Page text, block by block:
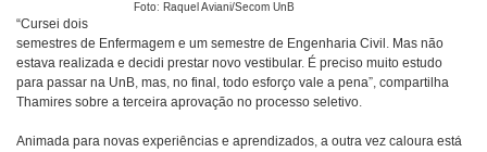
Foto: Raquel Aviani/Secom UnB
“Cursei dois
semestres de Enfermagem e um semestre de Engenharia Civil. Mas não
estava realizada e decidi prestar novo vestibular. É preciso muito estudo
para passar na UnB, mas, no final, todo esforço vale a pena”, compartilha
Thamires sobre a terceira aprovação no processo seletivo.
Animada para novas experiências e aprendizados, a outra vez caloura está